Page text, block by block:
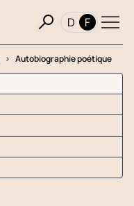
D F
Autobiographie poétique